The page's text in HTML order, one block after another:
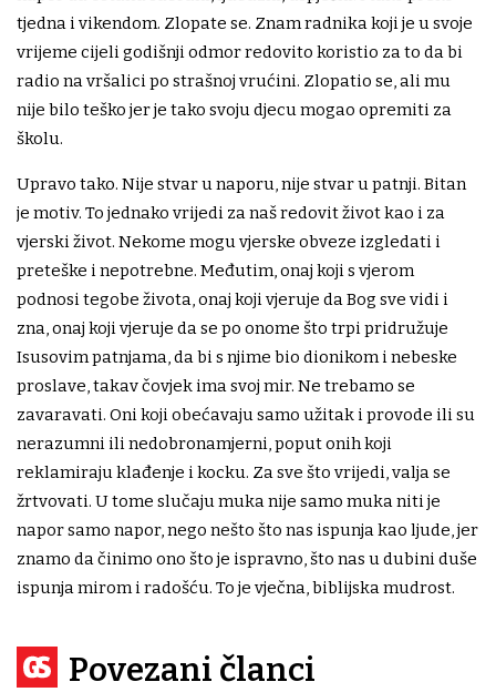
tjedna i vikendom. Zlopate se. Znam radnika koji je u svoje
vrijeme cijeli godišnji odmor redovito koristio za to da bi
radio na vršalici po strašnoj vrućini. Zlopatio se, ali mu
nije bilo teško jer je tako svoju djecu mogao opremiti za
školu.
Upravo tako. Nije stvar u naporu, nije stvar u patnji. Bitan
je motiv. To jednako vrijedi za naš redovit život kao i za
vjerski život. Nekome mogu vjerske obveze izgledati i
preteške i nepotrebne. Međutim, onaj koji s vjerom
podnosi tegobe života, onaj koji vjeruje da Bog sve vidi i
zna, onaj koji vjeruje da se po onome što trpi pridružuje
Isusovim patnjama, da bi s njime bio dionikom i nebeske
proslave, takav čovjek ima svoj mir. Ne trebamo se
zavaravati. Oni koji obećavaju samo užitak i provode ili su
nerazumni ili nedobronamjerni, poput onih koji
reklamiraju klađenje i kocku. Za sve što vrijedi, valja se
žrtvovati. U tome slučaju muka nije samo muka niti je
napor samo napor, nego nešto što nas ispunja kao ljude, jer
znamo da činimo ono što je ispravno, što nas u dubini duše
ispunja mirom i radošću. To je vječna, biblijska mudrost.
Povezani članci